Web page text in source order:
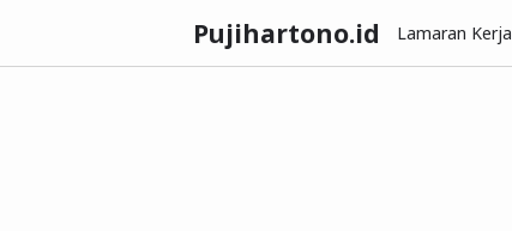
Pujihartono.id Lamaran Kerja